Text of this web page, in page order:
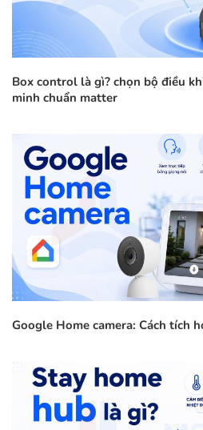
Box control là gì? chọn bộ điều
minh chuẩn matter
Google Home camera: Cách tích